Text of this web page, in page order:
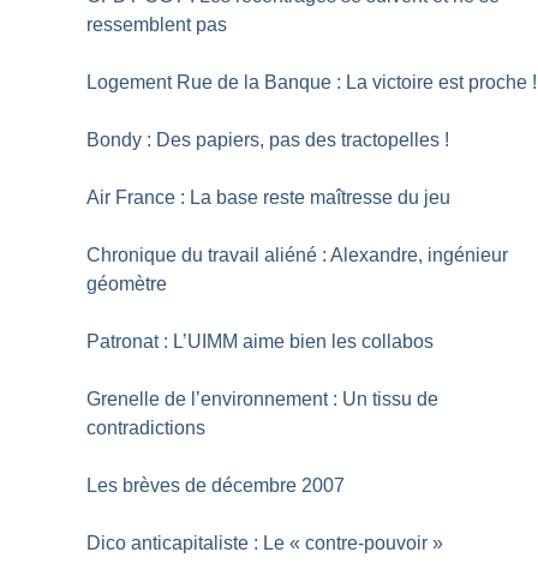
ressemblent pas
Logement Rue de la Banque : La victoire est proche !
Bondy : Des papiers, pas des tractopelles !
Air France : La base reste maîtresse du jeu
Chronique du travail aliéné : Alexandre, ingénieur
géomètre
Patronat : L’UIMM aime bien les collabos
Grenelle de l’environnement : Un tissu de
contradictions
Les brèves de décembre 2007
Dico anticapitaliste : Le « contre-pouvoir »